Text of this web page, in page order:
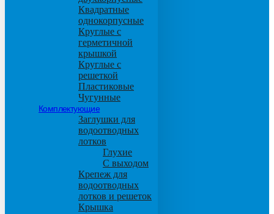
Квадратные
однокорпусные
Круглые с
герметичной
крышкой
Круглые с
решеткой
Пластиковые
Чугунные
Комплектующие
Заглушки для
водоотводных
лотков
Глухие
С выходом
Крепеж для
водоотводных
лотков и решеток
Крышка